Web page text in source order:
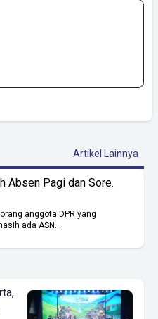
Artikel Lainnya
Absen Pagi dan Sore.
anggota DPR yang
ada ASN...